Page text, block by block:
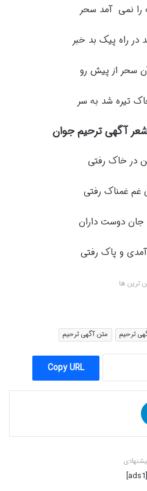
نمی آمد سحر
راه پیک بد خبر
سحر از پیش رو
تیره شد به سر
آگهی ترحیم جوان
در خاک رفتی
غم غمناک رفتی
دوست داران
و پاک رفتی
ترین ها
ترحیم متن آگهی ترحیم
Copy URL
[ads1]